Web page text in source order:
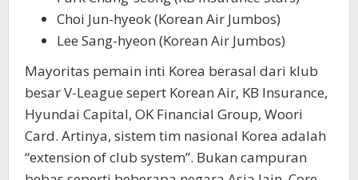
Choi Jun-hyeok (Korean Air Jumbos)
Lee Sang-hyeon (Korean Air Jumbos)
Mayoritas pemain inti Korea berasal dari klub
besar V-League sepert Korean Air, KB Insurance,
Hyundai Capital, OK Financial Group, Woori
Card. Artinya, sistem tim nasional Korea adalah
“extension of club system”. Bukan campuran